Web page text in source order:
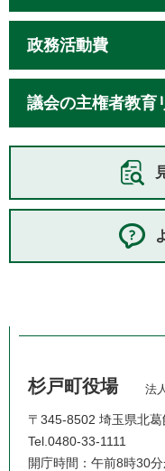
政務活動費
議会の主権者教育
杉戸町役場 法
〒345-8502 埼玉県北
Tel.0480-33-1111
開庁時間：午前8時30